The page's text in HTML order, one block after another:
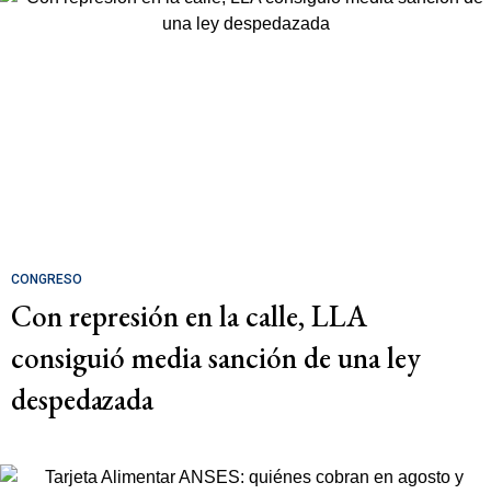
CONGRESO
Con represión en la calle, LLA
consiguió media sanción de una ley
despedazada